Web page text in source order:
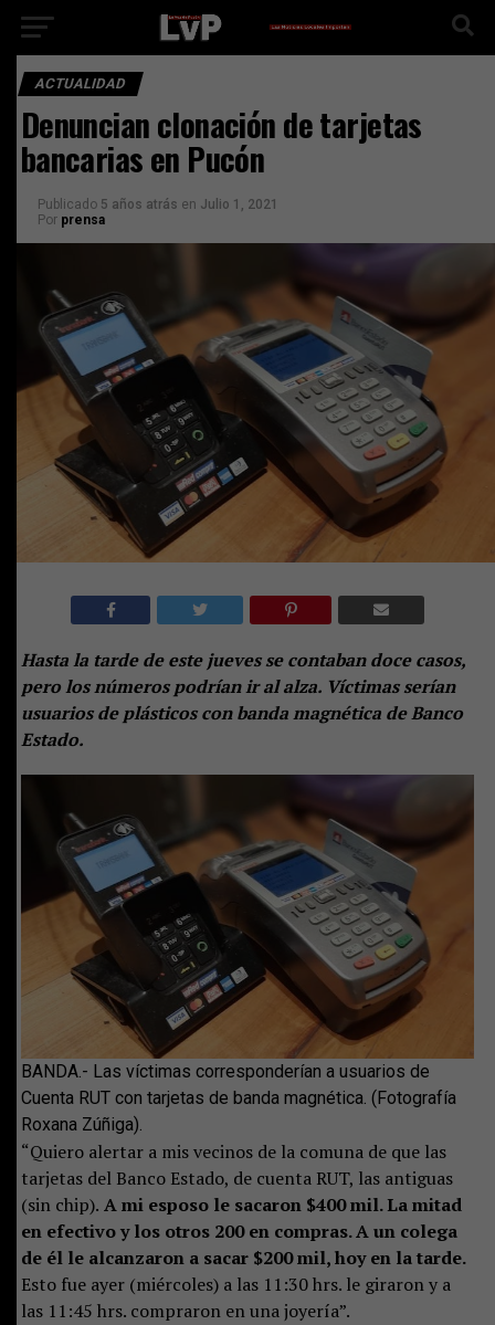
ACTUALIDAD
Denuncian clonación de tarjetas
bancarias en Pucón
Publicado 5 años atrás en Julio 1, 2021
Por prensa
Hasta la tarde de este jueves se contaban doce casos,
pero los números podrían ir al alza. Víctimas serían
usuarios de plásticos con banda magnética de Banco
Estado.
BANDA.- Las víctimas corresponderían a usuarios de
Cuenta RUT con tarjetas de banda magnética. (Fotografía
Roxana Zúñiga).
“Quiero alertar a mis vecinos de la comuna de que las
tarjetas del Banco Estado, de cuenta RUT, las antiguas
(sin chip). A mi esposo le sacaron $400 mil. La mitad
en efectivo y los otros 200 en compras. A un colega
de él le alcanzaron a sacar $200 mil, hoy en la tarde.
Esto fue ayer (miércoles) a las 11:30 hrs. le giraron y a
las 11:45 hrs. compraron en una joyería”.